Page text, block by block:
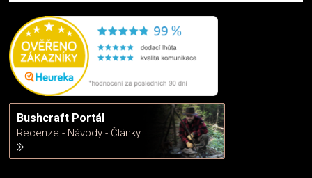
Bushcraft Portál
Recenze - Návody - Články